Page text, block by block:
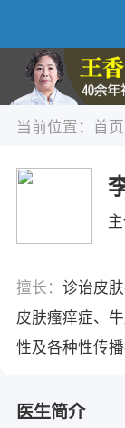
当前位置： 首页
擅长： 诊诒皮
皮肤瘙痒症、
性及各种性传
医生简介